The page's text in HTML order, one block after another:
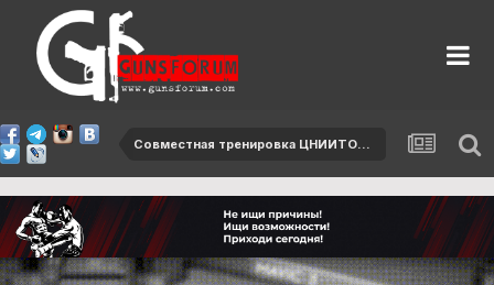
Совместная тренировка ЦНИИТОЧМАШ и Molot Open